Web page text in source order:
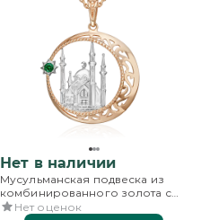
Нет в наличии
Мусульманская подвеска из
комбинированного золота с
фианитом
Нет оценок